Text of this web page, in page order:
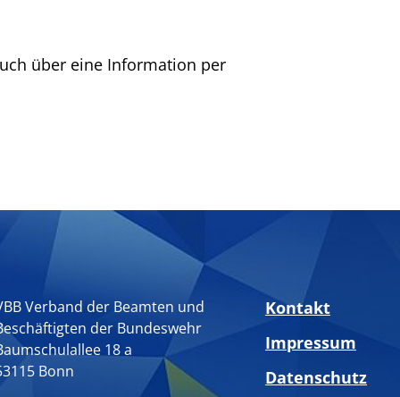
über eine Information per
Verband der Beamten und
der Bundeswehr
18 a
Bonn
Kontakt
Impressum
Datenschutz